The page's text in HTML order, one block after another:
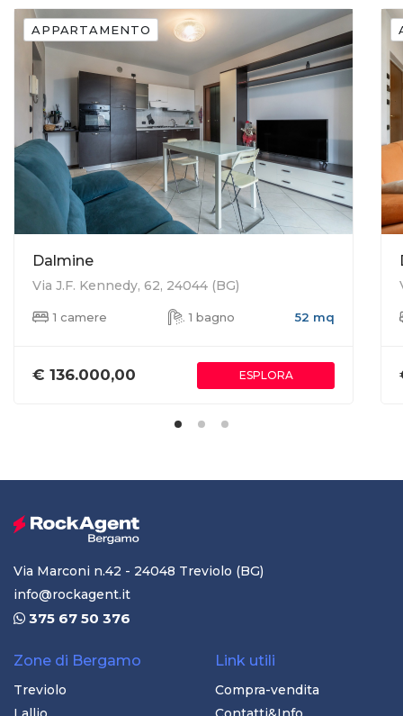
APPARTAMENTO
Dalmine
Via J.F. Kennedy, 62, 24044 (BG)
1 camere 1 bagno 52 mq
€ 136.000,00 ESPLORA
Via Marconi n.42 - 24048 Treviolo (BG)
info@rockagent.it
375 67 50 376
Zone di Bergamo
Treviolo
Link utili
Compra-vendita